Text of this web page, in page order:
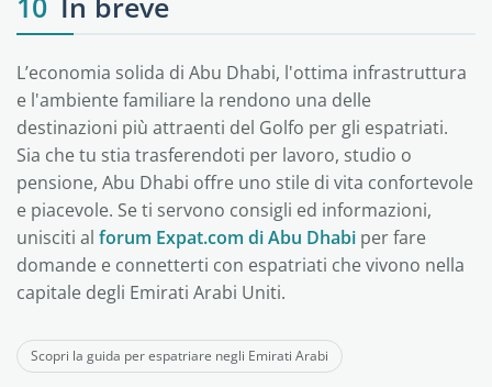
L’economia solida di Abu Dhabi, l'ottima infrastruttura
e l'ambiente familiare la rendono una delle
destinazioni più attraenti del Golfo per gli espatriati.
Sia che tu stia trasferendoti per lavoro, studio o
pensione, Abu Dhabi offre uno stile di vita confortevole
e piacevole. Se ti servono consigli ed informazioni,
unisciti al forum Expat.com di Abu Dhabi per fare
domande e connetterti con espatriati che vivono nella
capitale degli Emirati Arabi Uniti.
Scopri la guida per espatriare negli Emirati Arabi